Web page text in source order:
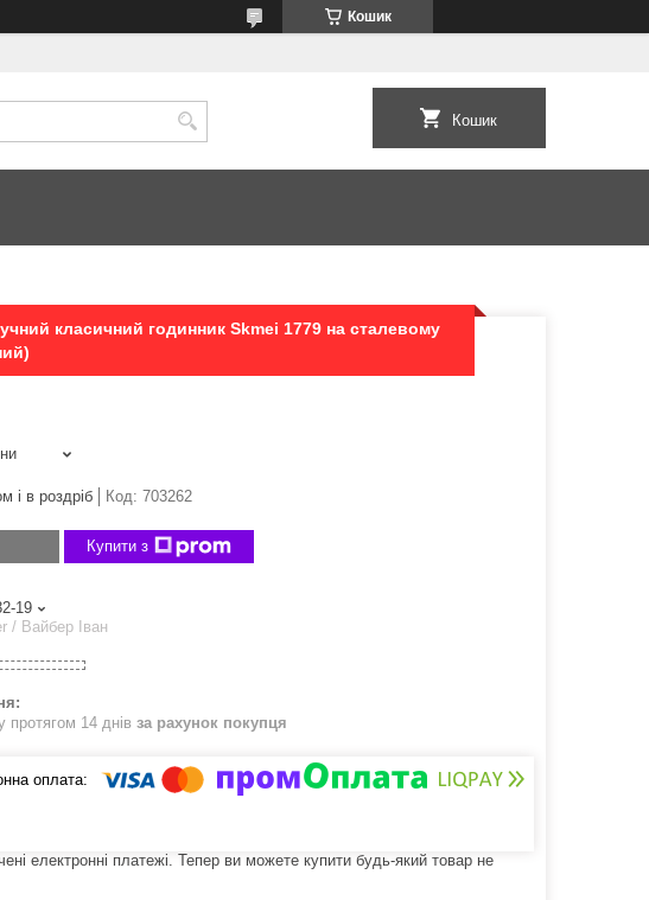
Кошик
Кошик
класичний годинник Skmei 1779 на сталевому
і в роздріб Код: 703262
Купити з
19
/ Вайбер Іван
протягом 14 днів за рахунок покупця
електронні платежі. Тепер ви можете купити будь-який товар не